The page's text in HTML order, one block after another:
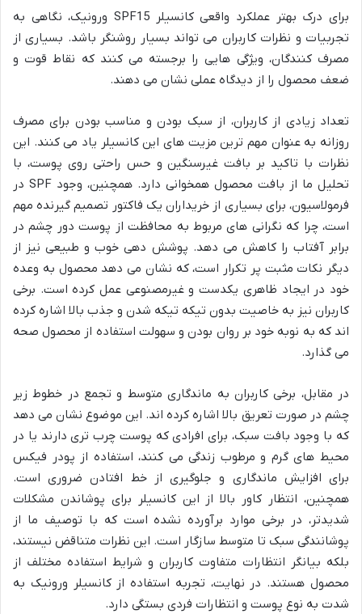
برای درک بهتر عملکرد واقعی کانسیلر SPF15 ورونیک، نگاهی به
تجربیات و نظرات کاربران می تواند بسیار روشنگر باشد. بسیاری از
مصرف کنندگان، ویژگی هایی را برجسته می کنند که نقاط قوت و
ضعف محصول را از دیدگاه عملی نشان می دهند.
تعداد زیادی از کاربران، از سبک بودن و مناسب بودن برای مصرف
روزانه به عنوان مهم ترین مزیت های این کانسیلر یاد می کنند. این
نظرات با تاکید بر بافت غیرسنگین و حس راحتی روی پوست، با
تحلیل ما از بافت محصول همخوانی دارد. همچنین، وجود SPF در
فرمولاسیون، برای بسیاری از خریداران یک فاکتور تصمیم گیرنده مهم
است، چرا که نگرانی های مربوط به محافظت از پوست دور چشم در
برابر آفتاب را کاهش می دهد. پوشش دهی خوب و طبیعی نیز از
دیگر نکات مثبت پر تکرار است، که نشان می دهد محصول به وعده
خود در ایجاد ظاهری یکدست و غیرمصنوعی عمل کرده است. برخی
کاربران نیز به خاصیت بدون تیکه تیکه شدن و جذب بالا اشاره کرده
اند که به نوبه خود بر روان بودن و سهولت استفاده از محصول صحه
می گذارد.
در مقابل، برخی کاربران به ماندگاری متوسط و تجمع در خطوط زیر
چشم در صورت تعریق بالا اشاره کرده اند. این موضوع نشان می دهد
که با وجود بافت سبک، برای افرادی که پوست چرب تری دارند یا در
محیط های گرم و مرطوب زندگی می کنند، استفاده از پودر فیکس
برای افزایش ماندگاری و جلوگیری از خط افتادن ضروری است.
همچنین، انتظار کاور بالا از این کانسیلر برای پوشاندن مشکلات
شدیدتر، در برخی موارد برآورده نشده است که با توصیف ما از
پوشانندگی سبک تا متوسط سازگار است. این نظرات متناقض نیستند،
بلکه بیانگر انتظارات متفاوت کاربران و شرایط استفاده مختلف از
محصول هستند. در نهایت، تجربه استفاده از کانسیلر ورونیک به
شدت به نوع پوست و انتظارات فردی بستگی دارد.